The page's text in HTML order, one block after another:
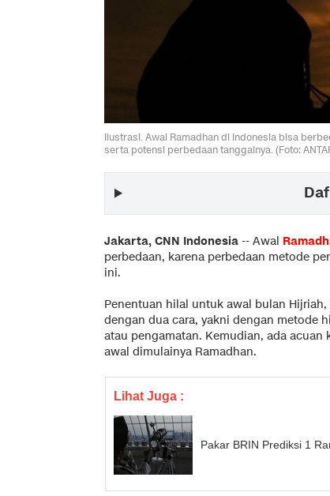
Ilustrasi. Awal Ramadhan di Indonesia bisa
serta potensi perbedaan tanggalnya. (Foto:
Jakarta, CNN Indonesia -- Awal
perbedaan, karena perbedaan metode
ini.
Penentuan hilal untuk awal bulan
dengan dua cara, yakni dengan metode
atau pengamatan. Kemudian, ada
awal dimulainya Ramadhan.
Lihat Juga :
Pakar BRIN Prediksi 1